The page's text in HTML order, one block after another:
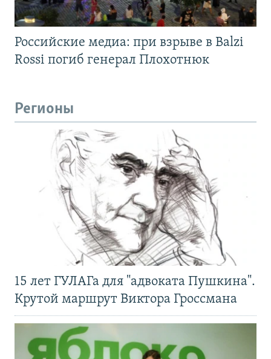
Российские медиа: при взрыве в Balzi
Rossi погиб генерал Плохотнюк
Регионы
15 лет ГУЛАГа для "адвоката Пушкина".
Крутой маршрут Виктора Гроссмана